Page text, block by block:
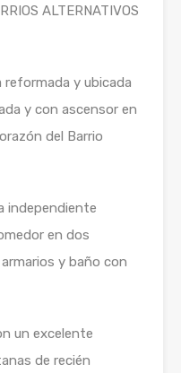
ALTERNATIVOS
y ubicada
y con ascensor en
del Barrio
independiente
en dos
y baño con
un excelente
de recién